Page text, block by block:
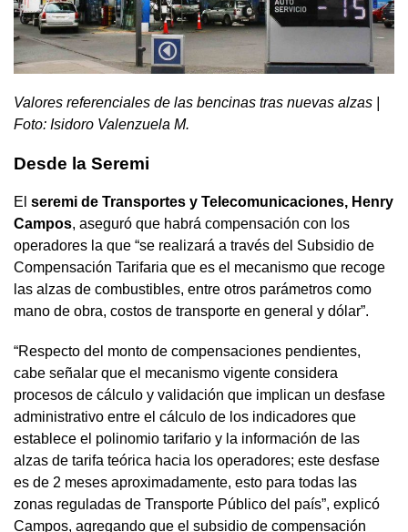
Valores referenciales de las bencinas tras nuevas alzas |
Foto: Isidoro Valenzuela M.
Desde la Seremi
El seremi de Transportes y Telecomunicaciones, Henry
Campos, aseguró que habrá compensación con los
operadores la que “se realizará a través del Subsidio de
Compensación Tarifaria que es el mecanismo que recoge
las alzas de combustibles, entre otros parámetros como
mano de obra, costos de transporte en general y dólar”.
“Respecto del monto de compensaciones pendientes,
cabe señalar que el mecanismo vigente considera
procesos de cálculo y validación que implican un desfase
administrativo entre el cálculo de los indicadores que
establece el polinomio tarifario y la información de las
alzas de tarifa teórica hacia los operadores; este desfase
es de 2 meses aproximadamente, esto para todas las
zonas reguladas de Transporte Público del país”, explicó
Campos, agregando que el subsidio de compensación